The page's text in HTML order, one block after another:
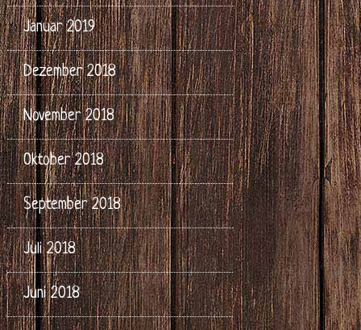
Januar 2019
Dezember 2018
November 2018
Oktober 2018
September 2018
Juli 2018
Juni 2018